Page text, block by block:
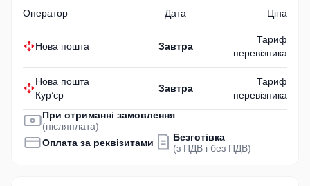
Оператор Дата Ціна
Нова пошта Завтра
Тариф
перевізника
Нова пошта
Кур’єр
Завтра
Тариф
перевізника
При отриманні замовлення
(післяплата)
Оплата за реквізитами
Безготівка
(з ПДВ і без ПДВ)